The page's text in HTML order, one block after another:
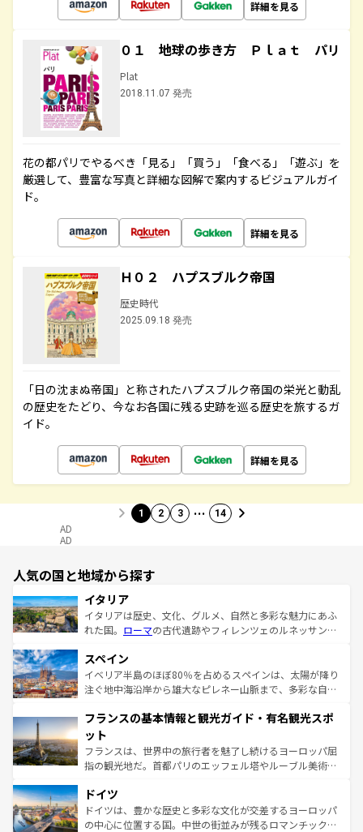
詳細を見る
０１ 地球の歩き方 Ｐｌａｔ パリ
Plat
2018.11.07 発売
花の都パリでやるべき「見る」「買う」「食べる」「遊ぶ」を
厳選して、豊富な写真と詳細な図解で案内するビジュアルガイ
ド。
詳細を見る
Ｈ０２ ハプスブルク帝国
歴史時代
2025.09.18 発売
「日の沈まぬ帝国」と称されたハプスブルク帝国の栄光と動乱
の歴史をたどり、今なお各国に残る史跡を巡る歴史を旅するガ
イド。
詳細を見る
1 2 3 … 14
AD
AD
人気の国と地域から探す
イタリア
イタリアは歴史、文化、グルメ、自然と多彩な魅力にあふ
れた国。 ローマの古代遺跡やフィレンツェのルネッサンス
ろん、トスカーナの美しい田園風景やアマルフィ海岸の絶
景など、自然景観も見逃せない。観光の合間には、本場の
ピザやパスタなど、絶品のイタリア料理を堪能することも
ませてくれるイタリアで、忘れられない旅をしてみよう！
なお、新着のイタリア情報は
しい。
スペイン
イベリア半島のほぼ80％を占めるスペインは、太陽が降り
注ぐ地中海沿岸から雄大なピレネー山脈まで、多彩な自然
文化が根付くこの国では、情熱的なフラメンコ、熱気あふ
れる闘牛、そして美味しいタパスが生活の一部となってい
る。首都マドリードの洗練された雰囲気や、バルセロナの
アートに溢れた街角から、地方では古代ローマ遺跡や中世
せる。地方によって風土や気候が異なるスペインはその個
性で訪れる人を魅了する。 なお、新着のスペイン情報は コ
ンテンツ一覧を参照してほしい。
フランスの基本情報と観光ガイド・有名観光スポ
ット
フランスは、世界中の旅行者を魅了し続けるヨーロッパ屈
指の観光地だ。首都パリのエッフェル塔やルーブル美術館
で、幅広い魅力が詰まっている。華麗な宮殿、歴史的な大
聖堂、美しいビーチ、そして豊かな自然が、訪れる者を心
から魅了する。また、フランスは美食の国としても知ら
ドイツ
ドイツは、豊かな歴史と多彩な文化が交差するヨーロッパ
の中心に位置する国。中世の街並みが残るロマンチック街